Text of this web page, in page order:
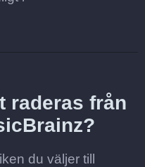
raderas från
du väljer till